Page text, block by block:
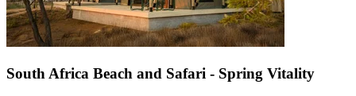
South Africa Beach and Safari - Spring Vitality